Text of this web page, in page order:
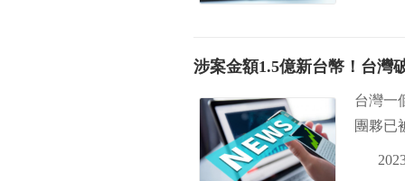
涉案金額1.5億新台幣！台灣
台灣一
團夥已